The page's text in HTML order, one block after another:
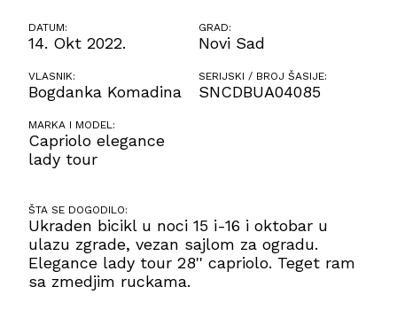
DATUM:
14. Okt 2022.
GRAD:
Novi Sad
VLASNIK:
Bogdanka Komadina
SERIJSKI / BROJ ŠASIJE:
SNCDBUA04085
MARKA I MODEL:
Capriolo elegance
lady tour
ŠTA SE DOGODILO:
Ukraden bicikl u noci 15 i-16 i oktobar u
ulazu zgrade, vezan sajlom za ogradu.
Elegance lady tour 28'' capriolo. Teget ram
sa zmedjim ruckama.